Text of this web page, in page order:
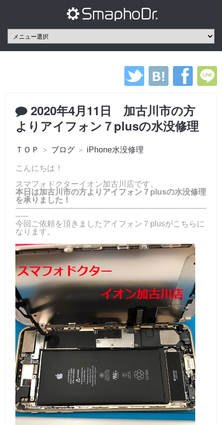
2020年4月11日 加古川市の方
よりアイフォン７plusの水没修理
ＴＯＰ ＞ ブログ ＞ iPhone水没修理
こんにちは！
スマフォドクターイオン加古川店です。
本日は加古川市の方よりアイフォン７plusの水没修理
を承りました！
-----------------------------------------------------------------------------
-----
今回ご依頼を頂きましたアイフォン７plusがこちらに
なります。